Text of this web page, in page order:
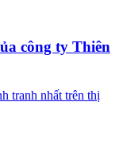
công ty Thiên